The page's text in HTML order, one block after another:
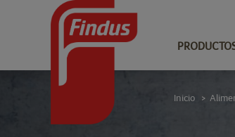
Inicio >